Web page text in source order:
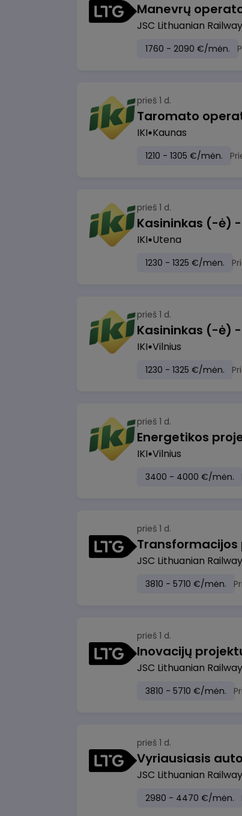
JSC Lithuanian
1760 - 2090 €/mėn.
prieš 1 d.
IKI Kaunas
1210 - 1305 €/mėn.
prieš 1 d.
IKI Utena
1230 - 1325 €/mėn.
prieš 1 d.
IKI Vilnius
1230 - 1325 €/mėn.
prieš 1 d.
Energetikos
IKI Vilnius
3400 - 4000 €/mėn.
prieš 1 d.
JSC Lithuanian
3810 - 5710 €/mėn.
prieš 1 d.
Inovacijų
JSC Lithuanian
3810 - 5710 €/mėn.
prieš 1 d.
JSC Lithuanian
2980 - 4470 €/mėn.